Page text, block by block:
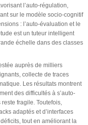
l’auto-régulation,
sur le modèle socio-cognitif
: l’auto-évaluation et le
est un tuteur intelligent
échelle dans des classes
auprès de milliers
collecte de traces
Les résultats montrent
des difficultés à s’auto-
fragile. Toutefois,
adaptés et d’interfaces
tout en améliorant la